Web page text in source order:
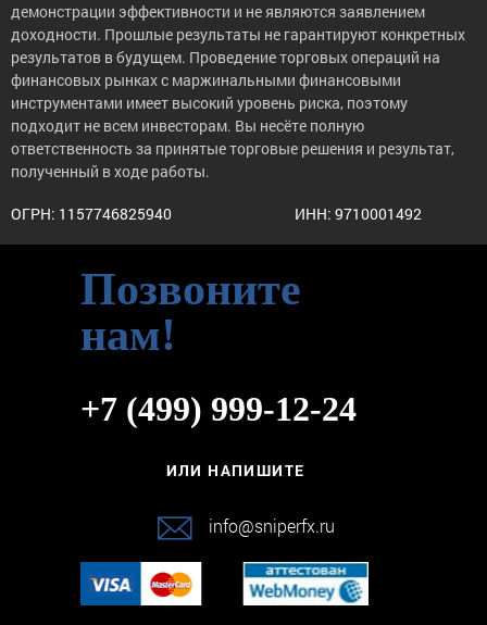
демонстрации эффективности и не являются заявлением
доходности. Прошлые результаты не гарантируют конкретных
результатов в будущем. Проведение торговых операций на
финансовых рынках с маржинальными финансовыми
инструментами имеет высокий уровень риска, поэтому
подходит не всем инвесторам. Вы несёте полную
ответственность за принятые торговые решения и результат,
полученный в ходе работы.
ОГРН: 1157746825940 ИНН: 9710001492
Позвоните
нам!
+7 (499) 999-12-24
ИЛИ НАПИШИТЕ
info@sniperfx.ru